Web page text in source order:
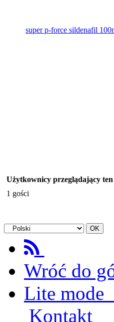
super p-force sildenafil
Użytkownicy przeglądający ten
1 gości
Wróć do
Lite mode
Kontakt